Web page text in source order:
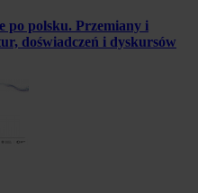
po polsku. Przemiany i
doświadczeń i dyskursów